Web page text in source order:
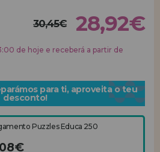
DE REVENDEDOR
30,45€ 28,92€
de hoje e receberá a partir de
para ti, aproveita o teu
desconto!
Puzzles Educa 250